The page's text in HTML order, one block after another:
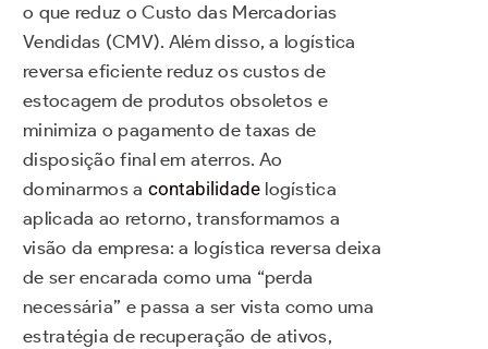
o que reduz o Custo das Mercadorias
Vendidas (CMV). Além disso, a logística
reversa eficiente reduz os custos de
estocagem de produtos obsoletos e
minimiza o pagamento de taxas de
disposição final em aterros. Ao
dominarmos a contabilidadelogística
aplicada ao retorno, transformamos a
visão da empresa: a logística reversa deixa
de ser encarada como uma “perda
necessária” e passa a ser vista como uma
estratégia de recuperação de ativos,